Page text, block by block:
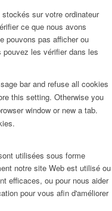
sur votre ordinateur
ce que nous avons
pouvons pas afficher ou
les vérifier dans les
bar and refuse all cookies
this setting. Otherwise you
window or new a tab.
utilisées sous forme
notre site Web est utilisé ou
efficaces, ou pour nous aider
pour vous afin d'améliorer